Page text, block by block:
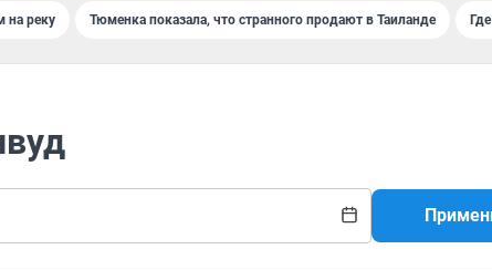
на реку Тюменка показала, что странного продают в Таиланде